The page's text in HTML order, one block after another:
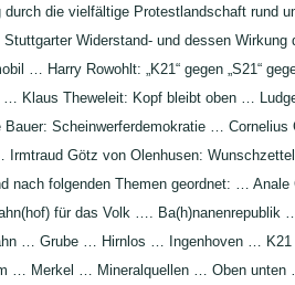
die vielfältige Protestlandschaft rund
Stuttgarter Widerstand- und dessen
… Harry Rowohlt: „K21“ gegen „S21“
… Klaus Theweleit: Kopf bleibt oben …
Scheinwerferdemokratie …
Götz von Olenhusen: Wunschzettel
nach folgenden Themen geordnet: …
für das Volk ….
… Grube … Hirnlos … Ingenhoven … K21
… Merkel … Mineralquellen … Oben